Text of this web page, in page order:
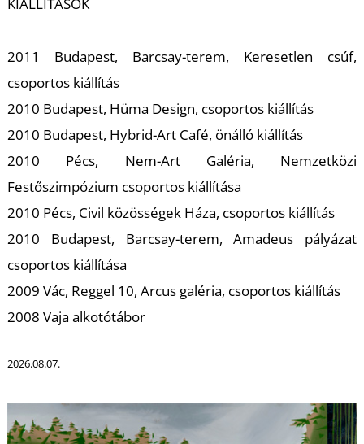
2011 Budapest, Barcsay-terem, Keresetlen csúf,
csoportos kiállítás
2010 Budapest, Hüma Design, csoportos kiállítás
2010 Budapest, Hybrid-Art Café, önálló kiállítás
2010 Pécs, Nem-Art Galéria, Nemzetközi
Festőszimpózium csoportos kiállítása
2010 Pécs, Civil közösségek Háza, csoportos kiállítás
2010 Budapest, Barcsay-terem, Amadeus pályázat
csoportos kiállítása
2009 Vác, Reggel 10, Arcus galéria, csoportos kiállítás
2008 Vaja alkotótábor
2026.08.07.